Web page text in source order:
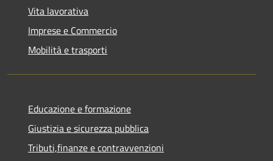
Vita lavorativa
Imprese e Commercio
Mobilità e trasporti
Educazione e formazione
Giustizia e sicurezza pubblica
Tributi,finanze e contravvenzioni